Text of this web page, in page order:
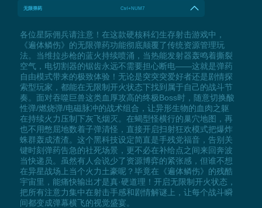
无限弹药 Ctrl+NUM7
各位星际佣兵请注意！在这款硬核科幻生存射击游戏中，
《遍体鳞伤》的无限弹药功能彻底颠覆了传统资源管理玩
法。当维拉步枪的蓝火持续喷涌，当热能发射器轰鸣着撕裂
空气，电切割器的锯齿永远不需要担心断电——这就是弹药
自由模式带来的极致体验！无论是突突突爱好者还是剧情探
索型玩家，都能在无限制开火状态下找到属于自己的战斗节
奏。面对吞噬巨兽这类血厚攻高的终极Boss时，随意切换酸
性弹/燃烧弹/电磁脉冲的战术组合，让异形生物的血肉之躯
在持续火力压制下灰飞烟灭。在蝎型怪横行的巢穴地图，再
也不用憋屈地数着子弹清怪，直接开启扫射狂欢模式把爆炸
蛛群轰成渣渣。这个黑科技设定简直是手残党福音，告别关
键时刻弹药告急的社死场景，更不必在补给点之间来回奔波
当快递员。虽然有人会说少了资源博弈的紧张感，但谁不想
在异星战场上当个火力土豪呢？毕竟在《遍体鳞伤》的残酷
宇宙里，能痛快输出才是真·硬道理！开启无限制开火状态，
把所有注意力集中在射击手感和剧情解谜上，让每个战斗瞬
间都变成弹幕横飞的视觉盛宴。